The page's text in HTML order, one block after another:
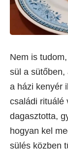
Nem is
sül a
a házi kenyér
családi rituálé
dagasztotta,
hogyan kel
sülés közben